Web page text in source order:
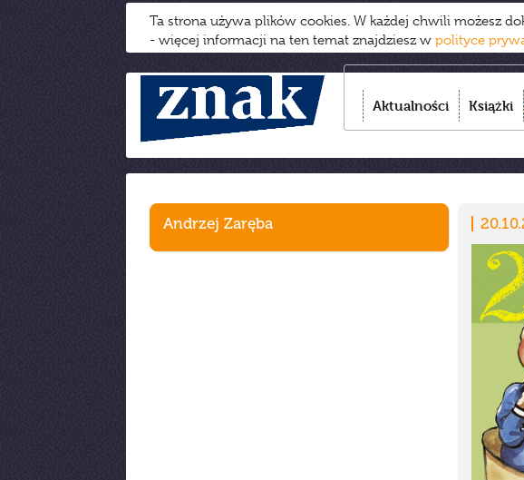
Ta strona używa plików cookies. W każdej chwili możesz
- więcej informacji na ten temat znajdziesz w polityce
Aktualności Książki
Andrzej Zaręba